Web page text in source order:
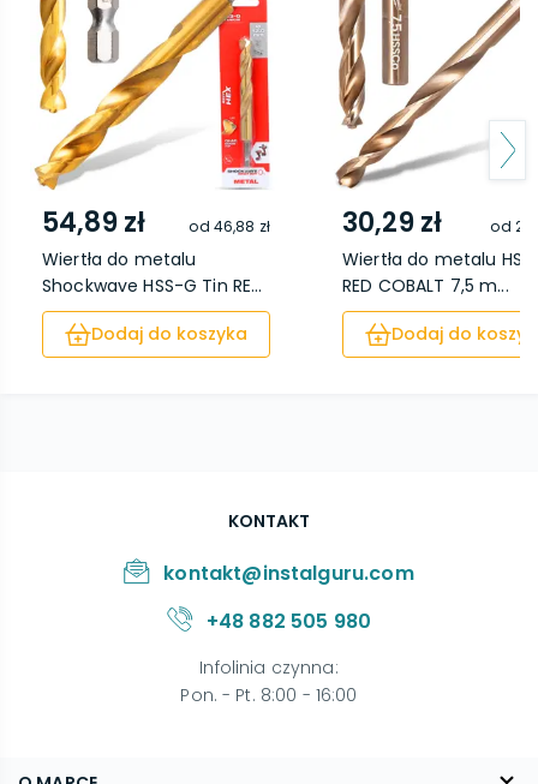
54,89 zł od 46,88 zł
Wiertła do metalu
Shockwave HSS-G Tin RE...
Dodaj do koszyka
30,29 zł od
Wiertła do metalu
RED COBALT 7,5 m...
Dodaj do
KONTAKT
kontakt@instalguru.com
+48 882 505 980
Infolinia czynna:
Pon. - Pt. 8:00 - 16:00